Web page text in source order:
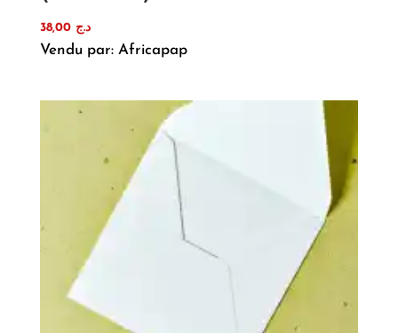
د.ج 38,00
Vendu par: Africapap